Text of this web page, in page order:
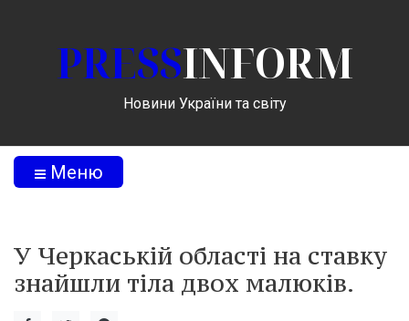
PRESSINFORM
Новини України та світу
Меню
У Черкаській області на ставку
знайшли тіла двох малюків.